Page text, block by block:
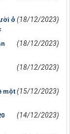
ở (18/12/2023)
(18/12/2023)
(18/12/2023)
một (15/12/2023)
(14/12/2023)